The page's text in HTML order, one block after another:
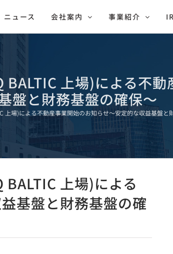
ニュース 会社案内 事業紹介
上場)による不
盤と財務基盤の確保～
上場)による不動産事業開始のお知らせ～安定的な収益基盤と
上場)による
基盤と財務基盤の確